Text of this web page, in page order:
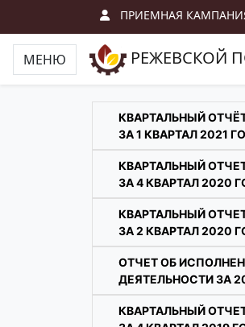
ПРИЕМНАЯ
МЕНЮ РЕЖЕВСКОЙ
КВАРТАЛЬНЫЙ
ЗА 1 КВАРТАЛ 2021
КВАРТАЛЬНЫЙ
ЗА 4 КВАРТАЛ 2020
КВАРТАЛЬНЫЙ
ЗА 2 КВАРТАЛ 2020
ОТЧЕТ ОБ
ДЕЯТЕЛЬНОСТИ ЗА
КВАРТАЛЬНЫЙ